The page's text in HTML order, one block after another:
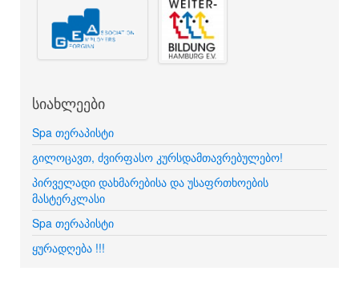
სიახლეები
Spa თერაპისტი
გილოცავთ, ძვირფასო კურსდამთავრებულებო!
პირველადი დახმარებისა და უსაფრთხოების
მასტერკლასი
Spa თერაპისტი
ყურადღება !!!